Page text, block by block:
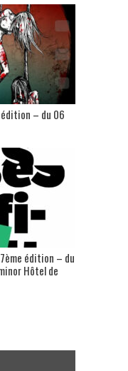
– du 06
édition – du
Hôtel de